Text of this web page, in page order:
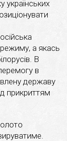
українських
а якась
В
в
державу
прикриттям